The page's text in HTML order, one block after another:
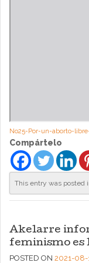
No25-Por-un-aborto-
Compártelo
This entry was posted
Akelarre
feminismo es
POSTED ON 2021-08-